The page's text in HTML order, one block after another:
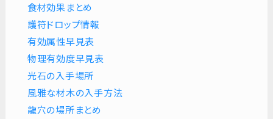
食材効果まとめ
護符ドロップ情報
有効属性早見表
物理有効度早見表
光石の入手場所
風雅な材木の入手方法
龍穴の場所まとめ